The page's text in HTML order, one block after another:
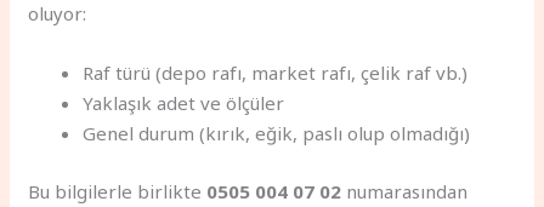
oluyor:
Raf türü (depo rafı, market rafı, çelik raf vb.)
Yaklaşık adet ve ölçüler
Genel durum (kırık, eğik, paslı olup olmadığı)
Bu bilgilerle birlikte 0505 004 07 02 numarasından